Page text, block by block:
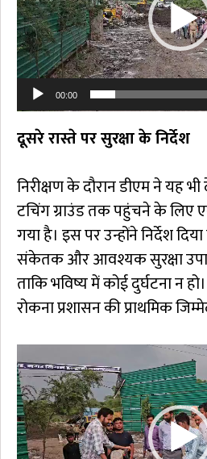
00:00
दूसरे रास्ते पर सुरक्षा के निर्देश
निरीक्षण के दौरान डीएम ने यह
टचिंग ग्राउंड तक पहुंचने के लिए
गया है। इस पर उन्होंने निर्देश
संकेतक और आवश्यक सुरक्षा
ताकि भविष्य में कोई दुर्घटना न
रोकना प्रशासन की प्राथमिक
Video
Player